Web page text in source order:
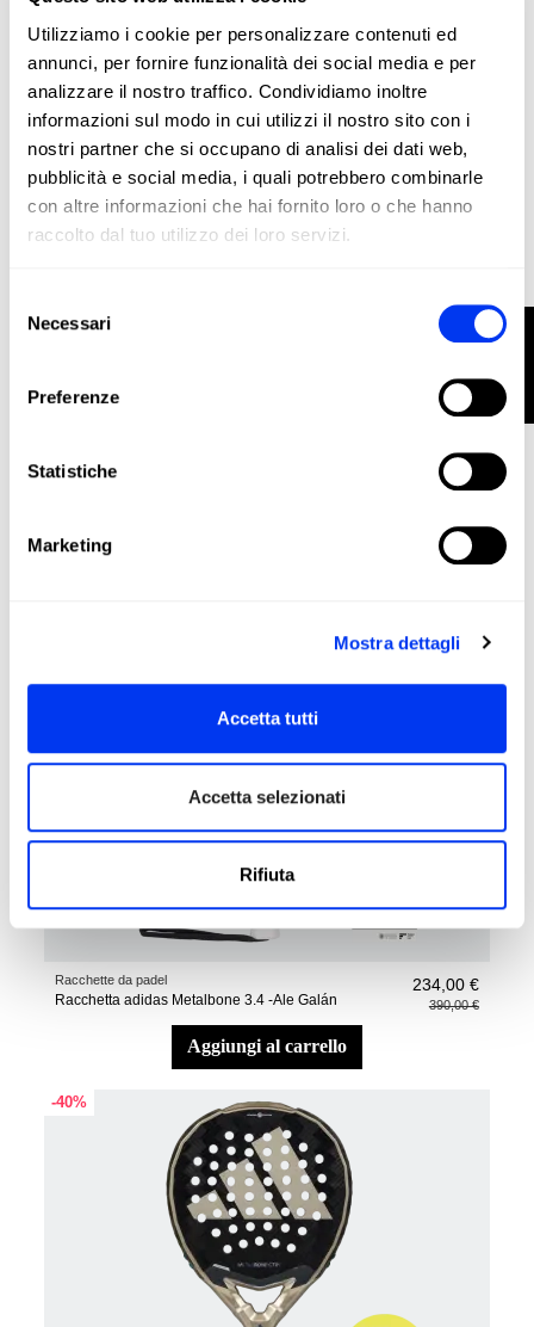
Utilizziamo i cookie per personalizzare contenuti ed
annunci, per fornire funzionalità dei social media e per
analizzare il nostro traffico. Condividiamo inoltre
informazioni sul modo in cui utilizzi il nostro sito con i
nostri partner che si occupano di analisi dei dati web,
pubblicità e social media, i quali potrebbero combinarle
con altre informazioni che hai fornito loro o che hanno
raccolto dal tuo utilizzo dei loro servizi.
delNecessari
Preferenze
Statistiche
Marketing
Mostra dettagli
Accetta tutti
Accetta selezionati
Rifiuta
aggiungi al carrello
-40%
45,00 €
Racchette da padel
Racchetta adidas Metalbone 3.4 -Ale Galán
234,00 €
390,00 €
aggiungi al carrello
-40%